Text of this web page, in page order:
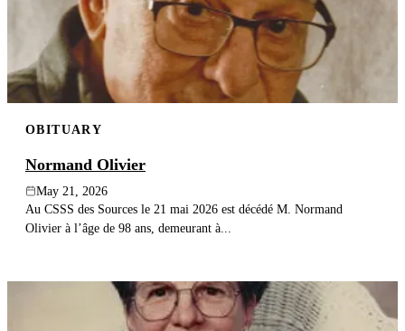
OBITUARY
Normand Olivier
May 21, 2026
Au CSSS des Sources le 21 mai 2026 est décédé M. Normand
Olivier à l’âge de 98 ans, demeurant à...